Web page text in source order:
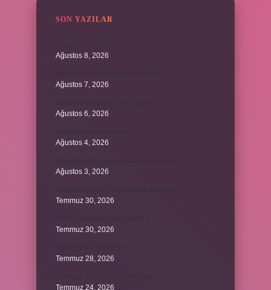
SON YAZILAR
Ağustos 8, 2026
Ağustos 7, 2026
Ağustos 6, 2026
Ağustos 4, 2026
Ağustos 3, 2026
Temmuz 30, 2026
Temmuz 30, 2026
Temmuz 28, 2026
Temmuz 24, 2026